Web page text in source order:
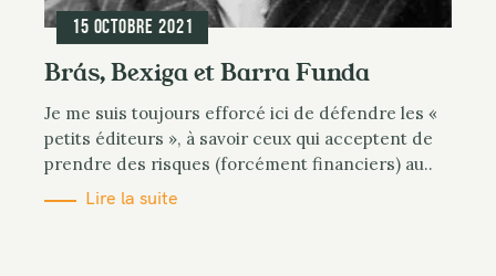
15 octobre 2021
Brás, Bexiga et Barra Funda
Je me suis toujours efforcé ici de défendre les «
petits éditeurs », à savoir ceux qui acceptent de
prendre des risques (forcément financiers) au..
Lire la suite